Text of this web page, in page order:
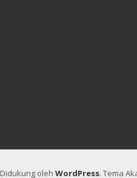
Didukung oleh WordPress. Tema